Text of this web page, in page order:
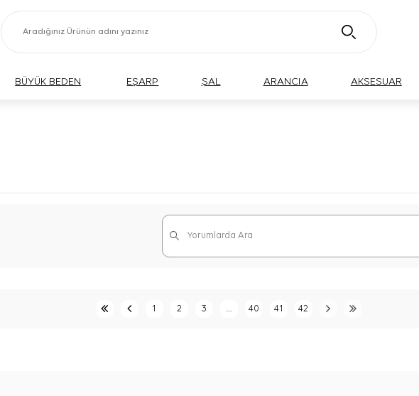
BÜYÜK BEDEN EŞARP ŞAL ARANCIA AKSESUAR
1 2 3 40 41 42